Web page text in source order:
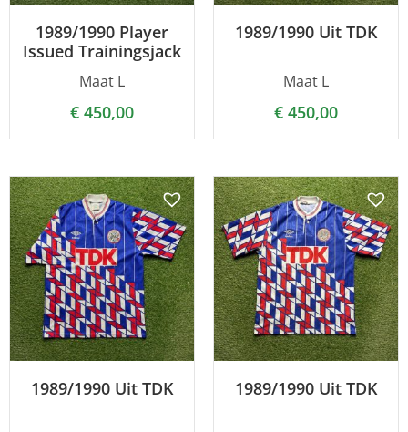
1989/1990 Player
Issued Trainingsjack
Maat L
€ 450,00
1989/1990 Uit TDK
Maat L
€ 450,00
1989/1990 Uit TDK 1989/1990 Uit TDK